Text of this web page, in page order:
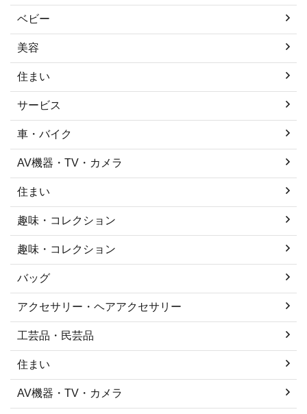
ベビー
美容
住まい
サービス
車・バイク
AV機器・TV・カメラ
住まい
趣味・コレクション
趣味・コレクション
バッグ
アクセサリー・ヘアアクセサリー
工芸品・民芸品
住まい
AV機器・TV・カメラ